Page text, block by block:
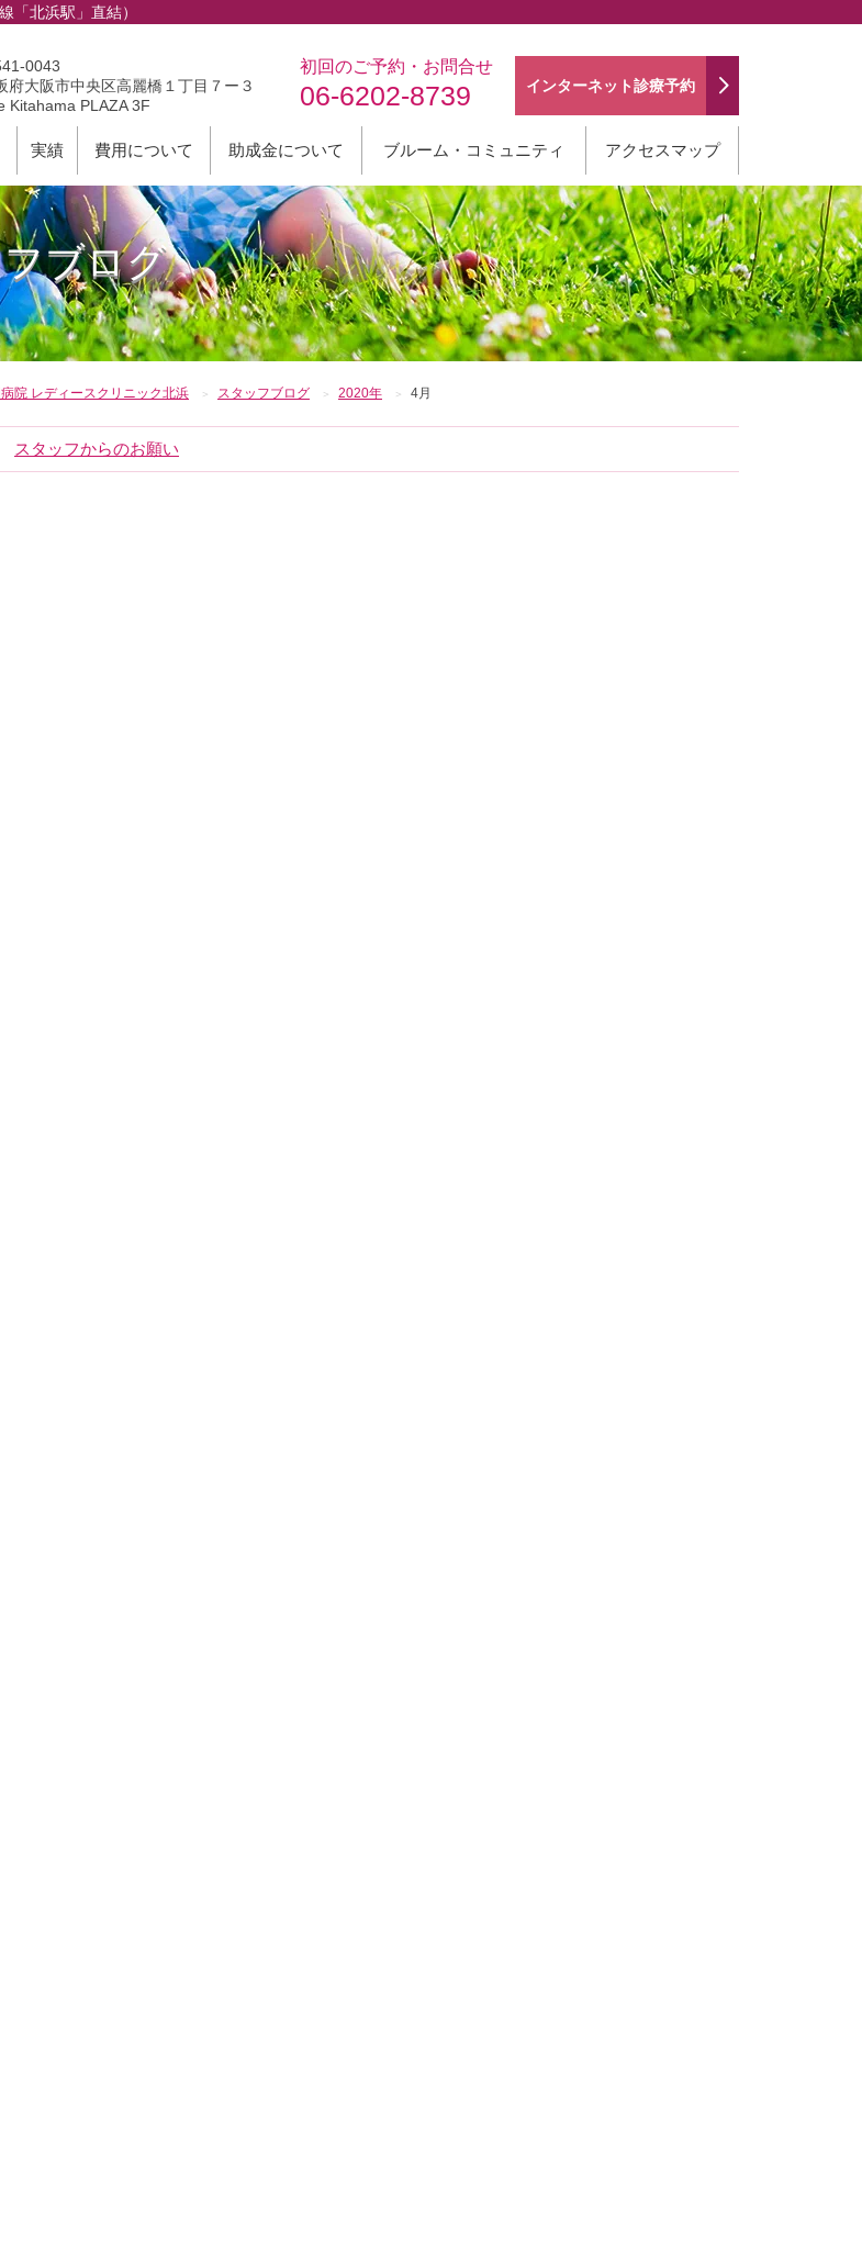
「北浜駅」直結）
0043
府大阪市中央区高麗橋１丁目７ー３
Kitahama PLAZA 3F
初回のご予約・お問合せ
06-6202-8739 インターネット診療予約
実績 費用について 助成金について ブルーム・コミュニティ アクセスマップ
ブログ
院 レディースクリニック北浜 スタッフブログ 2020年 4月
スタッフからのお願い